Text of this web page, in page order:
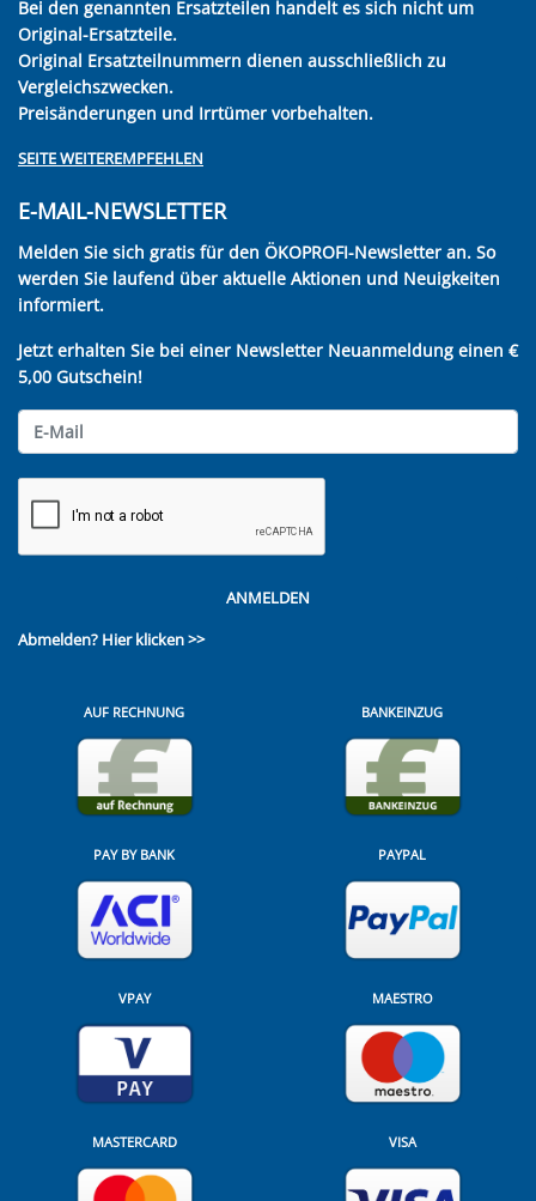
Bei den genannten Ersatzteilen handelt es sich nicht um
Original-Ersatzteile.
Original Ersatzteilnummern dienen ausschließlich zu
Vergleichszwecken.
Preisänderungen und Irrtümer vorbehalten.
SEITE WEITEREMPFEHLEN
E-MAIL-NEWSLETTER
Melden Sie sich gratis für den ÖKOPROFI-Newsletter an. So
werden Sie laufend über aktuelle Aktionen und Neuigkeiten
informiert.
Jetzt erhalten Sie bei einer Newsletter Neuanmeldung einen €
5,00 Gutschein!
ANMELDEN
Abmelden? Hier klicken >>
AUF RECHNUNG BANKEINZUG
PAY BY BANK PAYPAL
VPAY MAESTRO
MASTERCARD VISA